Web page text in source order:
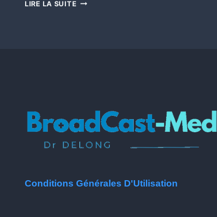
LIRE LA SUITE
Conditions Générales D'Utilisation